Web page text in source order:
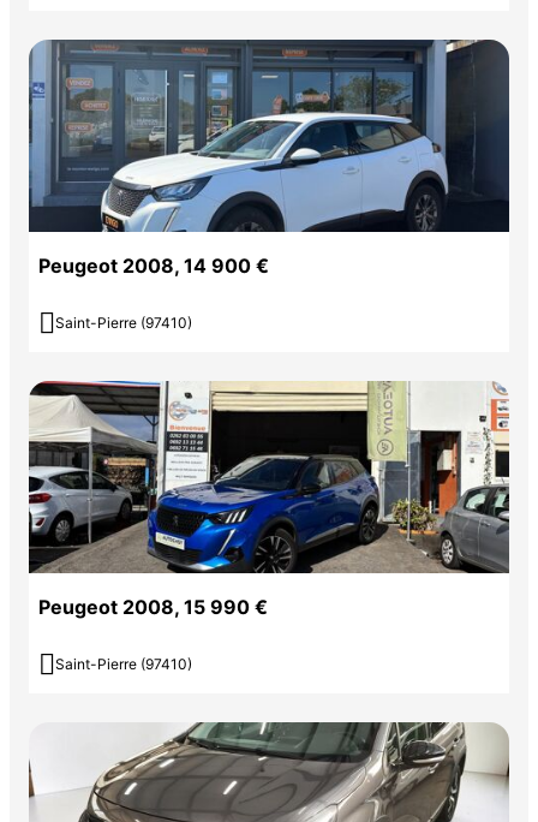
Peugeot 2008, 14 900 €
 Saint-Pierre (97410)
Peugeot 2008, 15 990 €
 Saint-Pierre (97410)